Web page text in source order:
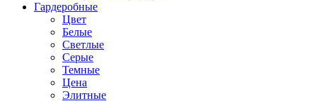
Гардеробные
Цвет
Белые
Светлые
Серые
Темные
Цена
Элитные